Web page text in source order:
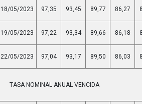
18/05/2023 97,35 93,45 89,77 86,27
19/05/2023 97,22 93,34 89,66 86,18
22/05/2023 97,04 93,17 89,50 86,03
TASA NOMINAL ANUAL VENCIDA